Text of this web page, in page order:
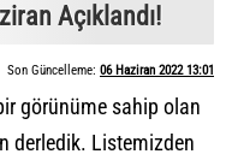
Açıklandı!
Son Güncelleme: 06 Haziran 2022 13:01
görünüme sahip olan
derledik. Listemizden